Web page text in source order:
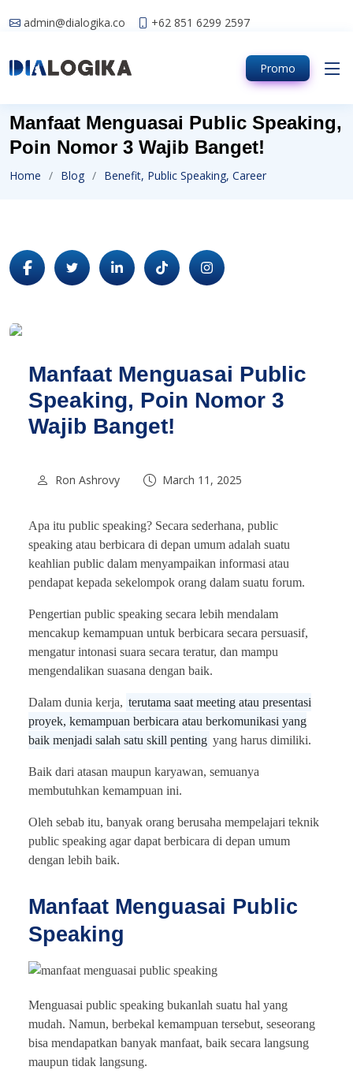
admin@dialogika.co +62 851 6299 2597
Promo
Manfaat Menguasai Public Speaking,
Poin Nomor 3 Wajib Banget!
Home Blog Benefit, Public Speaking, Career
Manfaat Menguasai Public
Speaking, Poin Nomor 3
Wajib Banget!
Ron Ashrovy March 11, 2025
Apa itu public speaking? Secara sederhana, public
speaking atau berbicara di depan umum adalah suatu
keahlian public dalam menyampaikan informasi atau
pendapat kepada sekelompok orang dalam suatu forum.
Pengertian public speaking secara lebih mendalam
mencakup kemampuan untuk berbicara secara persuasif,
mengatur intonasi suara secara teratur, dan mampu
mengendalikan suasana dengan baik.
Dalam dunia kerja, terutama saat meeting atau presentasi
proyek, kemampuan berbicara atau berkomunikasi yang
baik menjadi salah satu skill penting yang harus dimiliki.
Baik dari atasan maupun karyawan, semuanya
membutuhkan kemampuan ini.
Oleh sebab itu, banyak orang berusaha mempelajari teknik
public speaking agar dapat berbicara di depan umum
dengan lebih baik.
Manfaat Menguasai Public
Speaking
Menguasai public speaking bukanlah suatu hal yang
mudah. Namun, berbekal kemampuan tersebut, seseorang
bisa mendapatkan banyak manfaat, baik secara langsung
maupun tidak langsung.